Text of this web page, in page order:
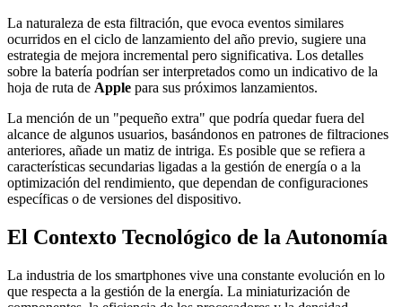
La naturaleza de esta filtración, que evoca eventos similares
ocurridos en el ciclo de lanzamiento del año previo, sugiere una
estrategia de mejora incremental pero significativa. Los detalles
sobre la batería podrían ser interpretados como un indicativo de la
hoja de ruta de Apple para sus próximos lanzamientos.
La mención de un "pequeño extra" que podría quedar fuera del
alcance de algunos usuarios, basándonos en patrones de filtraciones
anteriores, añade un matiz de intriga. Es posible que se refiera a
características secundarias ligadas a la gestión de energía o a la
optimización del rendimiento, que dependan de configuraciones
específicas o de versiones del dispositivo.
El Contexto Tecnológico de la Autonomía
La industria de los smartphones vive una constante evolución en lo
que respecta a la gestión de la energía. La miniaturización de